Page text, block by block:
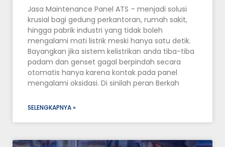
Jasa Maintenance Panel ATS – menjadi solusi
krusial bagi gedung perkantoran, rumah sakit,
hingga pabrik industri yang tidak boleh
mengalami mati listrik meski hanya satu detik.
Bayangkan jika sistem kelistrikan anda tiba-tiba
padam dan genset gagal berpindah secara
otomatis hanya karena kontak pada panel
mengalami oksidasi. Di sinilah peran Berkah
SELENGKAPNYA »